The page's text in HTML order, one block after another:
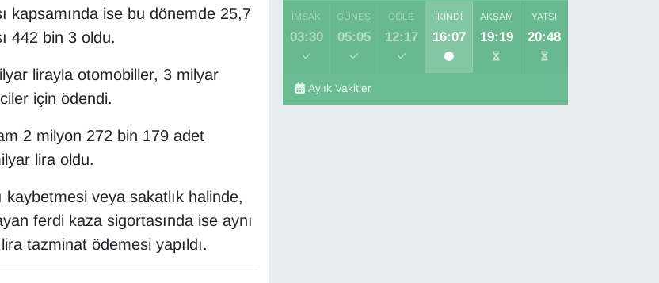
kapsamında ise bu dönemde 25,7
442 bin 3 oldu.
lirayla otomobiller, 3 milyar
için ödendi.
2 milyon 272 bin 179 adet
lira oldu.
kaybetmesi veya sakatlık halinde,
ferdi kaza sigortasında ise aynı
tazminat ödemesi yapıldı.
İMSAK
03:30
GÜNEŞ
05:05
ÖĞLE
12:17
İKINDI
16:07
AKŞAM
19:19
YATSI
20:48
Aylık Vakitler